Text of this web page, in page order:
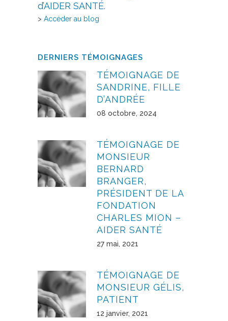
d’AIDER SANTÉ.
> Accéder au blog
DERNIERS TÉMOIGNAGES
TÉMOIGNAGE DE
SANDRINE, FILLE
D’ANDRÉE
08 octobre, 2024
TÉMOIGNAGE DE
MONSIEUR
BERNARD
BRANGER,
PRÉSIDENT DE LA
FONDATION
CHARLES MION –
AIDER SANTÉ
27 mai, 2021
TÉMOIGNAGE DE
MONSIEUR GÉLIS,
PATIENT
12 janvier, 2021